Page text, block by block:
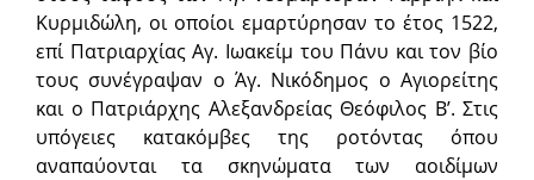
Κυρμιδώλη, οι οποίοι εμαρτύρησαν το έτος 1522,
επί Πατριαρχίας Αγ. Ιωακείμ του Πάνυ και τον βίο
τους συνέγραψαν ο Άγ. Νικόδημος ο Αγιορείτης
και ο Πατριάρχης Αλεξανδρείας Θεόφιλος Β’. Στις
υπόγειες κατακόμβες της ροτόντας όπου
αναπαύονται τα σκηνώματα των αοιδίμων